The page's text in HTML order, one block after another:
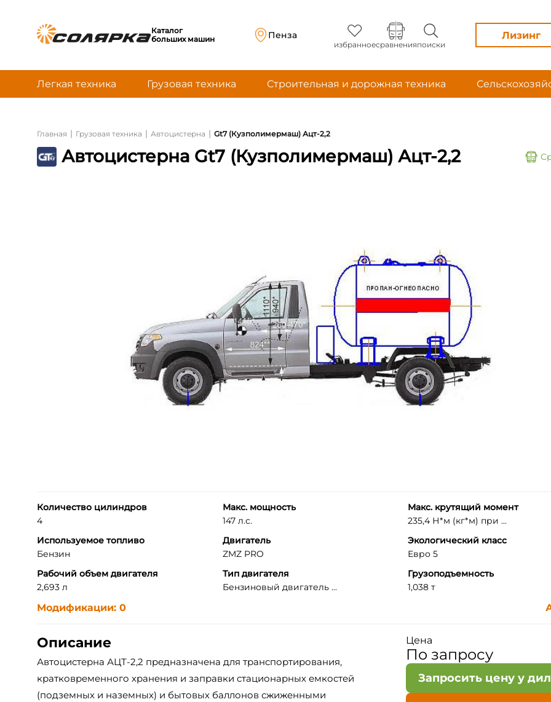
Каталог
больших машин
Пенза
избранноесравненияпоиски
Лизинг
Легкая техника Грузовая техника Строительная и дорожная техника
Главная | Грузовая техника | Автоцистерна | Gt7 (Кузполимермаш) Ацт-2,2
Автоцистерна Gt7 (Кузполимермаш) Ацт-2,2
Количество цилиндров
4
Макс. мощность
147 л.с.
Макс. крутящий момент
235,4 Н*м (кг*м) при ...
Используемое топливо
Бензин
Двигатель
ZMZ PRO
Экологический класс
Евро 5
Рабочий объем двигателя
2,693 л
Тип двигателя
Бензиновый двигатель ...
Грузоподъемность
1,038 т
Модификации: 0
Описание
Автоцистерна АЦТ-2,2 предназначена для транспортирования,
кратковременного хранения и заправки стационарных емкостей
(подземных и наземных) и бытовых баллонов сжиженными
Цена
По запросу
Запросить цену у